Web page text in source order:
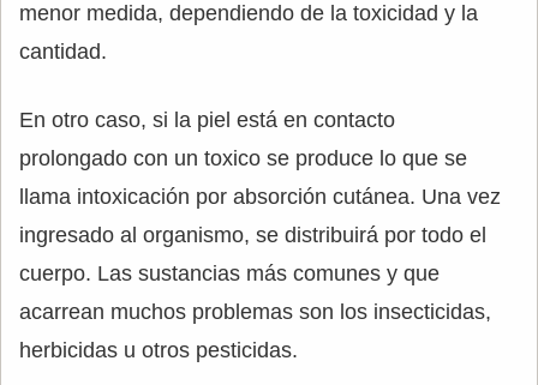
menor medida, dependiendo de la toxicidad y la
cantidad.
En otro caso, si la piel está en contacto
prolongado con un toxico se produce lo que se
llama intoxicación por absorción cutánea. Una vez
ingresado al organismo, se distribuirá por todo el
cuerpo. Las sustancias más comunes y que
acarrean muchos problemas son los insecticidas,
herbicidas u otros pesticidas.